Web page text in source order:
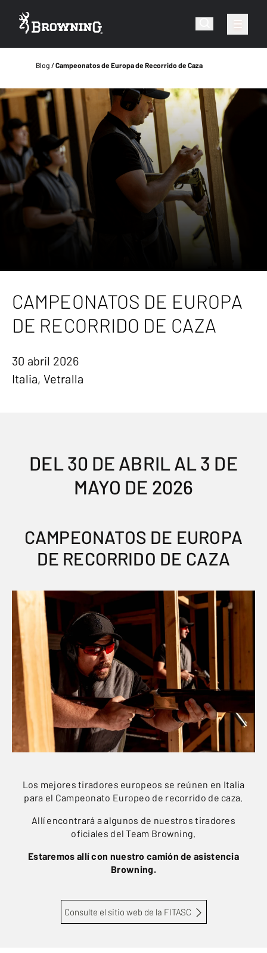
Blog Campeonatos de Europa de Recorrido de Caza
CAMPEONATOS DE EUROPA
DE RECORRIDO DE CAZA
30 abril 2026
Italia, Vetralla
DEL 30 DE ABRIL AL 3 DE
MAYO DE 2026
CAMPEONATOS DE EUROPA
DE RECORRIDO DE CAZA
Los mejores tiradores europeos se reúnen en Italia
para el Campeonato Europeo de recorrido de caza.
Allí encontrará a algunos de nuestros tiradores
oficiales del Team Browning.
Estaremos allí con nuestro camión de asistencia
Browning.
Consulte el sitio web de la FITASC